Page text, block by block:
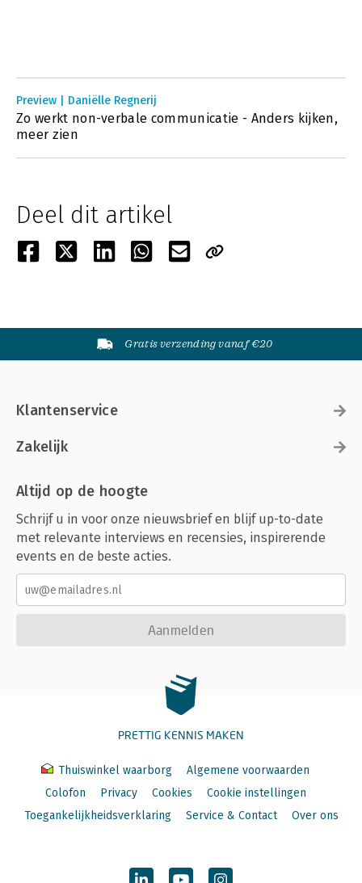
Preview | Daniëlle Regnerij
Zo werkt non-verbale communicatie - Anders kijken,
meer zien
Deel dit artikel
Gratis verzending vanaf €20
Klantenservice
Zakelijk
Altijd op de hoogte
Schrijf u in voor onze nieuwsbrief en blijf up-to-date
met relevante interviews en recensies, inspirerende
events en de beste acties.
Aanmelden
PRETTIG KENNIS MAKEN
Thuiswinkel waarborg
Algemene voorwaarden
Colofon
Privacy Cookies
Cookie instellingen
Toegankelijkheidsverklaring
Service & Contact Over ons